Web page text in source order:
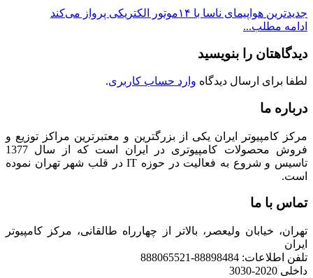
جدیدترین هواپیمای ناسا با ۱۴موتور الکتریکی پرواز می‌کند
ادامه مطلب...
دیدگاهتان را بنویسید
لطفا برای ارسال دیدگاه وارد حساب کاربری.
درباره ما
مرکز کامپیوتر ایران یکی از بزرگترین و معتبرترین مراکز توزیع و
فروش محصولات کامپیوتری در ایران است که از سال 1377
تاسیس و شروع به فعالیت در حوزه IT در قلب شهر تهران نموده
است.
تماس با ما
تهران، خیابان ولیعصر، بالاتر از چهارراه طالقانی، مرکز کامپیوتر
ایران
تلفن اطلاعات: 88898484-888065521
داخلی 2020-3030